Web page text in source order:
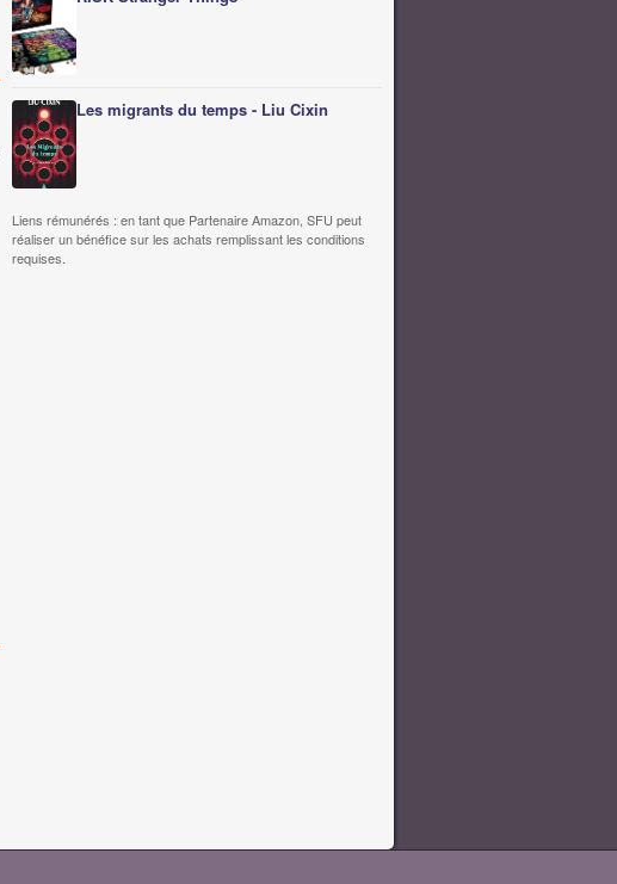
Les migrants du temps - Liu Cixin
Liens rémunérés : en tant que Partenaire Amazon, SFU peut
réaliser un bénéfice sur les achats remplissant les conditions
requises.